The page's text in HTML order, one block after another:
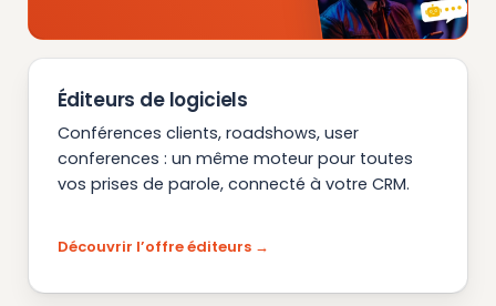
Éditeurs de logiciels
Conférences clients, roadshows, user
conferences : un même moteur pour toutes
vos prises de parole, connecté à votre CRM.
Découvrir l’offre éditeurs